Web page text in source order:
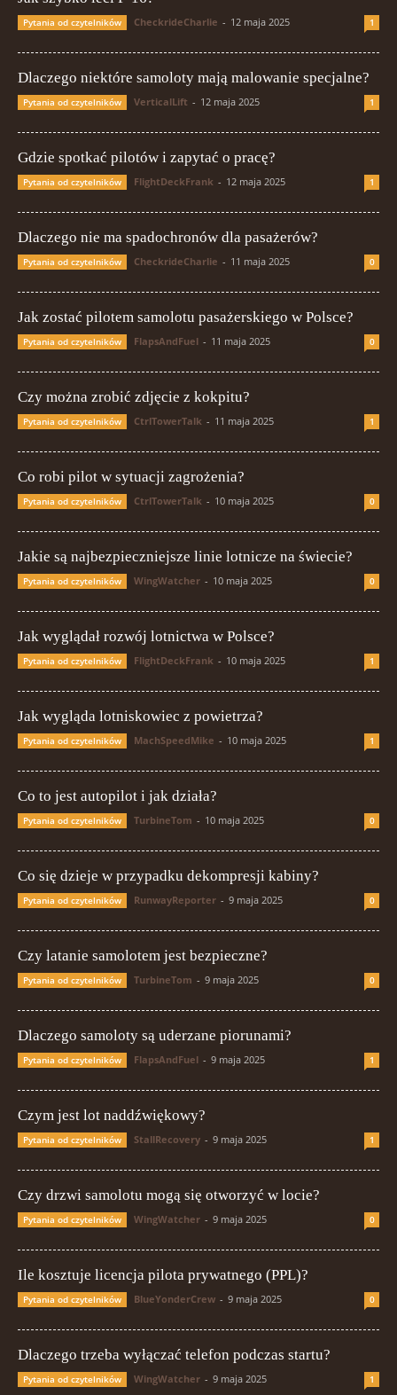
Pytania od czytelników CheckrideCharlie - 12 maja 2025 1
Dlaczego niektóre samoloty mają malowanie specjalne?
Pytania od czytelników VerticalLift - 12 maja 2025 1
Gdzie spotkać pilotów i zapytać o pracę?
Pytania od czytelników FlightDeckFrank - 12 maja 2025 1
Dlaczego nie ma spadochronów dla pasażerów?
Pytania od czytelników CheckrideCharlie - 11 maja 2025 0
Jak zostać pilotem samolotu pasażerskiego w Polsce?
Pytania od czytelników FlapsAndFuel - 11 maja 2025 0
Czy można zrobić zdjęcie z kokpitu?
Pytania od czytelników CtrlTowerTalk - 11 maja 2025 1
Co robi pilot w sytuacji zagrożenia?
Pytania od czytelników CtrlTowerTalk - 10 maja 2025 0
Jakie są najbezpieczniejsze linie lotnicze na świecie?
Pytania od czytelników WingWatcher - 10 maja 2025 0
Jak wyglądał rozwój lotnictwa w Polsce?
Pytania od czytelników FlightDeckFrank - 10 maja 2025 1
Jak wygląda lotniskowiec z powietrza?
Pytania od czytelników MachSpeedMike - 10 maja 2025 1
Co to jest autopilot i jak działa?
Pytania od czytelników TurbineTom - 10 maja 2025 0
Co się dzieje w przypadku dekompresji kabiny?
Pytania od czytelników RunwayReporter - 9 maja 2025 0
Czy latanie samolotem jest bezpieczne?
Pytania od czytelników TurbineTom - 9 maja 2025 0
Dlaczego samoloty są uderzane piorunami?
Pytania od czytelników FlapsAndFuel - 9 maja 2025 1
Czym jest lot naddźwiękowy?
Pytania od czytelników StallRecovery - 9 maja 2025 1
Czy drzwi samolotu mogą się otworzyć w locie?
Pytania od czytelników WingWatcher - 9 maja 2025 0
Ile kosztuje licencja pilota prywatnego (PPL)?
Pytania od czytelników BlueYonderCrew - 9 maja 2025 0
Dlaczego trzeba wyłączać telefon podczas startu?
Pytania od czytelników WingWatcher - 9 maja 2025 1